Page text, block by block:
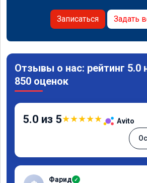
Записаться Задать
Отзывы о нас: рейтинг 5.0
850 оценок
5.0 из 5★★★★★ Avito
Фарид ✓